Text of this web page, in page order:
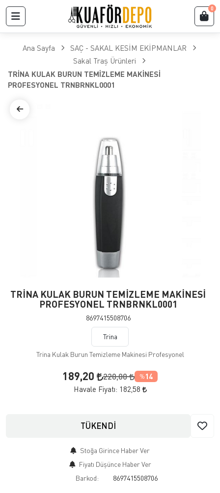
0
Ana Sayfa
SAÇ - SAKAL KESİM EKİPMANLAR
Sakal Traş Ürünleri
TRİNA KULAK BURUN TEMİZLEME MAKİNESİ
PROFESYONEL TRNBRNKL0001
TRİNA KULAK BURUN TEMİZLEME MAKİNESİ
PROFESYONEL TRNBRNKL0001
8697415508706
Trina
Trina Kulak Burun Temizleme Makinesi Profesyonel
189,20 220,00 % 14
Havale Fiyatı: 182,58
TÜKENDİ
Stoğa Girince Haber Ver
Fiyatı Düşünce Haber Ver
Barkod:
8697415508706